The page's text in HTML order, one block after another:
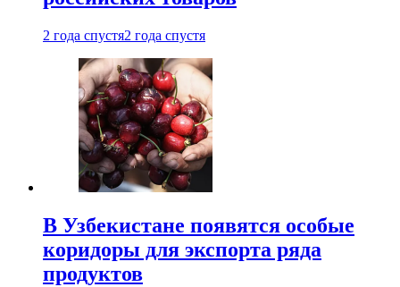
2 года спустя2 года спустя
В Узбекистане появятся особые
коридоры для экспорта ряда
продуктов